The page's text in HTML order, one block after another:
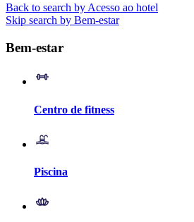
Back to search by Acesso ao hotel
Skip search by Bem-estar
Bem-estar
Centro de fitness
Piscina